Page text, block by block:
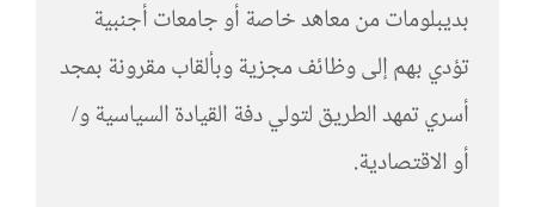
بديبلومات من معاهد خاصة أو جامعات أجنبية
تؤدي بهم إلى وظائف مجزية وبألقاب مقرونة بمجد
أسري تمهد الطريق لتولي دفة القيادة السياسية و/
أو الاقتصادية.